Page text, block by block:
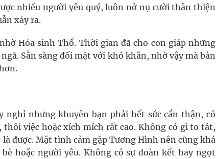
nhiều người yêu quý, luôn nở nụ cười thân thiện
xảy ra.
Hỏa sinh Thổ. Thời gian đã cho con giáp những
Sẵn sàng đối mặt với khó khăn, nhờ vậy mà bản
nghỉ nhưng khuyên bạn phải hết sức cẩn thận, có
việc hoặc xích mích rất cao. Không có gì to tát,
được. Mặt tình cảm gặp Tương Hình nên cũng khá
hoặc người yêu. Không có sự đoàn kết hay ngọt